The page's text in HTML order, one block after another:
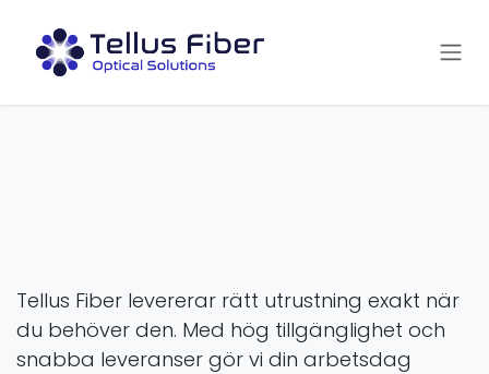
Tellus Fiber levererar rätt utrustning exakt när
du behöver den. Med hög tillgänglighet och
snabba leveranser gör vi din arbetsdag